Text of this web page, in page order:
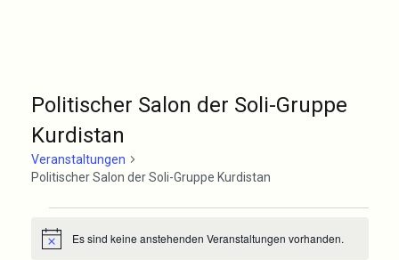
Politischer Salon der Soli-Gruppe
Kurdistan
Veranstaltungen
Politischer Salon der Soli-Gruppe Kurdistan
Veranstaltungen
HinweisEs sind keine anstehenden Veranstaltungen vorhanden.